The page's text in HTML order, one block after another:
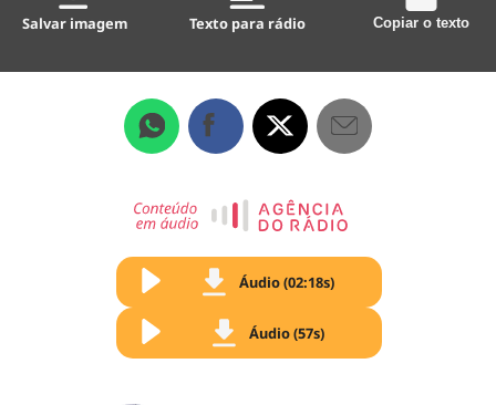
Salvar imagem Texto para rádio Copiar o texto
Áudio (02:18s)
Áudio (57s)